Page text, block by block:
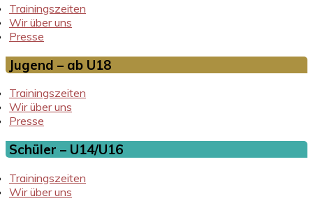
Trainingszeiten
Wir über uns
Presse
Jugend – ab U18
Trainingszeiten
Wir über uns
Presse
Schüler – U14/U16
Trainingszeiten
Wir über uns